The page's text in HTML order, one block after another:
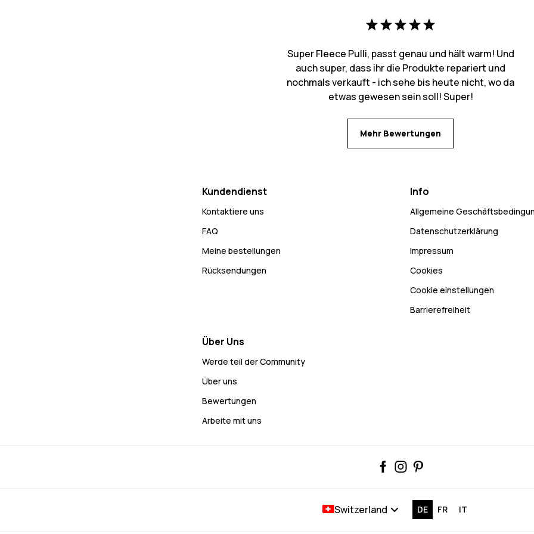
Super Fleece Pulli, passt genau und hält warm! Und
auch super, dass ihr die Produkte repariert und
nochmals verkauft - ich sehe bis heute nicht, wo da
etwas gewesen sein soll! Super!
Mehr Bewertungen
Kundendienst
Kontaktiere uns
FAQ
Meine bestellungen
Rücksendungen
Info
Allgemeine
Datenschutzerklärung
Impressum
Cookies
Cookie einstellungen
Barrierefreiheit
Über Uns
Werde teil der Community
Über uns
Bewertungen
Arbeite mit uns
DE FR IT
Switzerland